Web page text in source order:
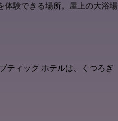
体験できる場所。屋上の大浴場
ティック ホテルは、くつろぎ